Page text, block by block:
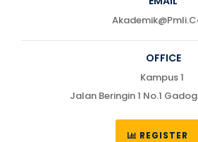
OFFICE
Kampus 1
Jalan Beringin 1 No.1
Telp : (0251) 7555622 /
REGISTER